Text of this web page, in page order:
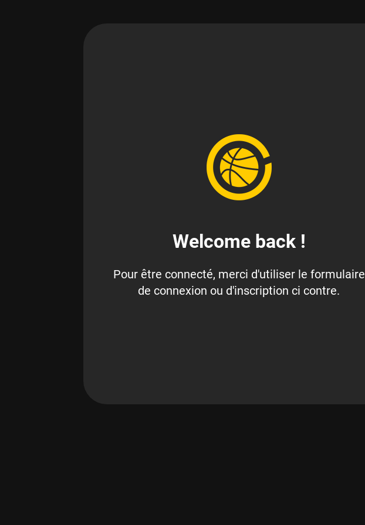
Welcome back !
Pour être connecté, merci d'utiliser le formulaire
de connexion ou d'inscription ci contre.